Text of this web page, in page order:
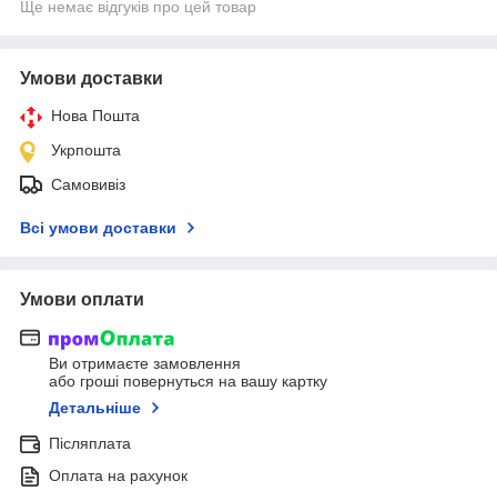
Ще немає відгуків про цей товар
Умови доставки
Нова Пошта
Укрпошта
Самовивіз
Всі умови доставки
Умови оплати
Ви отримаєте замовлення
або гроші повернуться на вашу картку
Детальніше
Післяплата
Оплата на рахунок